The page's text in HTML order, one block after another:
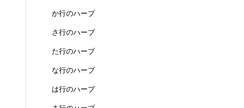
か行のハーブ
さ行のハーブ
た行のハーブ
な行のハーブ
は行のハーブ